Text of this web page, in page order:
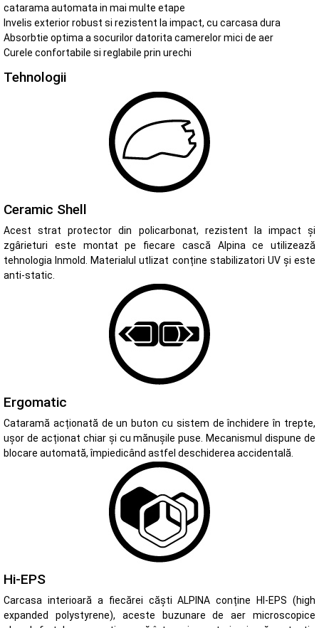
catarama automata in mai multe etape
Invelis exterior robust si rezistent la impact, cu carcasa dura
Absorbtie optima a socurilor datorita camerelor mici de aer
Curele confortabile si reglabile prin urechi
Tehnologii
Ceramic Shell
Acest strat protector din policarbonat, rezistent la impact și
zgârieturi este montat pe fiecare cască Alpina ce utilizează
tehnologia Inmold. Materialul utlizat conține stabilizatori UV și este
anti-static.
Ergomatic
Cataramă acționată de un buton cu sistem de închidere în trepte,
ușor de acționat chiar și cu mănușile puse. Mecanismul dispune de
blocare automată, împiedicând astfel deschiderea accidentală.
Hi-EPS
Carcasa interioară a fiecărei căști ALPINA conține HI-EPS (high
expanded polystyrene), aceste buzunare de aer microscopice